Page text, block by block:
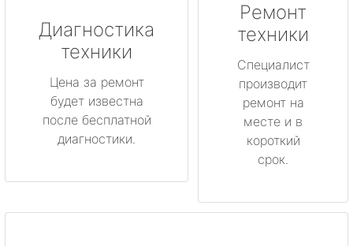
Диагностика
техники
Цена за ремонт
будет известна
после бесплатной
диагностики.
Ремонт
техники
Специалист
производит
ремонт на
месте и в
короткий
срок.